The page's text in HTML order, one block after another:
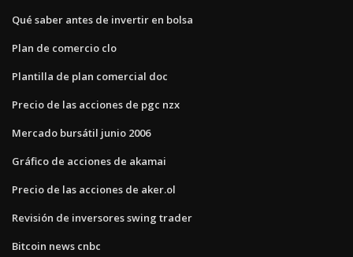
Qué saber antes de invertir en bolsa
Plan de comercio clo
Plantilla de plan comercial doc
Precio de las acciones de pgc nzx
Mercado bursátil junio 2006
Gráfico de acciones de akamai
Precio de las acciones de aker.ol
Revisión de inversores swing trader
Bitcoin news cnbc